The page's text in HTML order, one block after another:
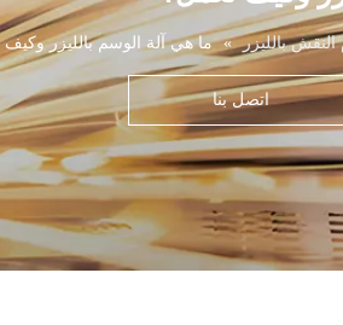
النقش بالليزر » ما هي آلة الوسم بالليزر
اتصل بنا